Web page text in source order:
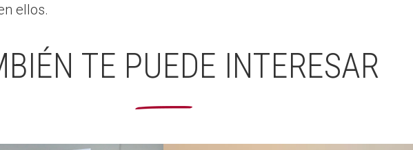
ellos.
TE PUEDE INTERESAR